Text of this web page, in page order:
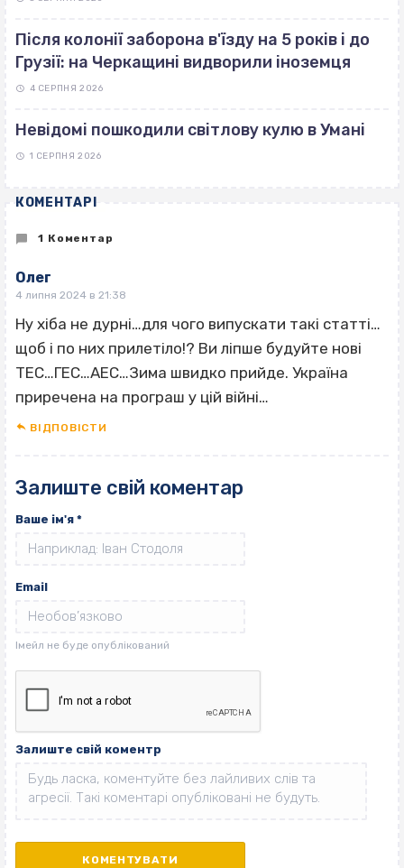
Після колонії заборона в'їзду на 5 років і до
Грузії: на Черкащині видворили іноземця
4 СЕРПНЯ 2026
Невідомі пошкодили світлову кулю в Умані
1 СЕРПНЯ 2026
КОМЕНТАРІ
1 Коментар
Олег
4 липня 2024 в 21:38
Ну хіба не дурні…для чого випускати такі статті…
щоб і по них прилетіло!? Ви ліпше будуйте нові
ТЕС…ГЕС…АЕС…Зима швидко прийде. Україна
приречена на програш у цій війні…
ВІДПОВІCТИ
Залиште свій коментар
Ваше ім'я *
Email
Залиште свій коментр